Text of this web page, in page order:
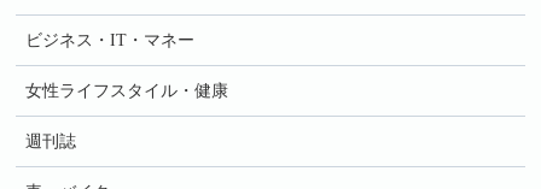
ビジネス・IT・マネー
女性ライフスタイル・健康
週刊誌